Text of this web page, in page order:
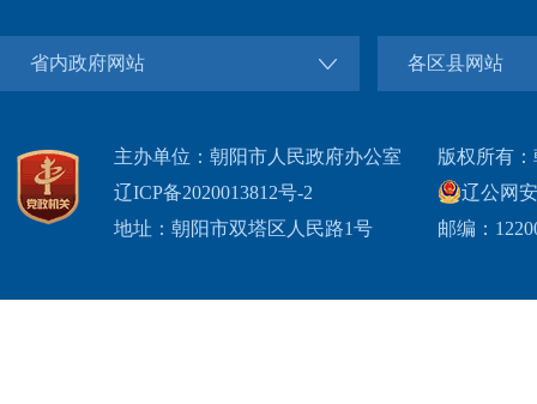
省内政府网站 各区县网站
主办单位：朝阳市人民政府办公室
辽ICP备2020013812号-2
地址：朝阳市双塔区人民路1号
版权所有
辽公网
邮编：